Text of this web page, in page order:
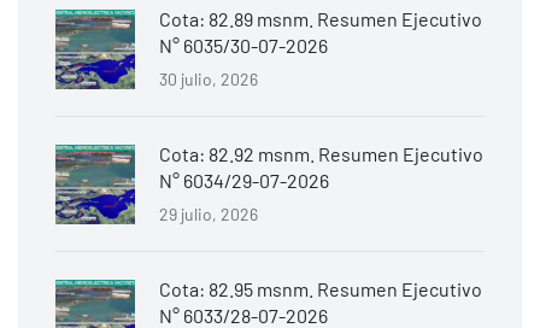
Cota: 82.89 msnm. Resumen Ejecutivo
N° 6035/30-07-2026
30 julio, 2026
Cota: 82.92 msnm. Resumen Ejecutivo
N° 6034/29-07-2026
29 julio, 2026
Cota: 82.95 msnm. Resumen Ejecutivo
N° 6033/28-07-2026